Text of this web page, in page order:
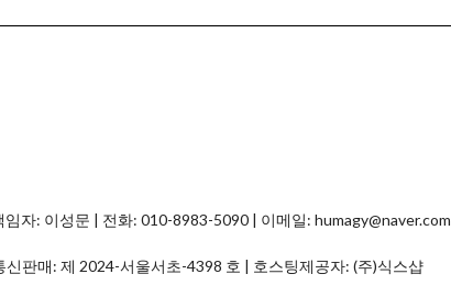
자: 이성문 | 전화: 010-8983-5090 | 이메일: humagy@naver.com
신판매: 제 2024-서울서초-4398 호 | 호스팅제공자: (주)식스샵